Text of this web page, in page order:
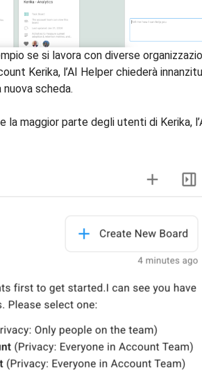
se si lavora con diverse
Kerika, l’AI Helper chiederà
scheda.
la maggior parte degli utenti di Kerika,